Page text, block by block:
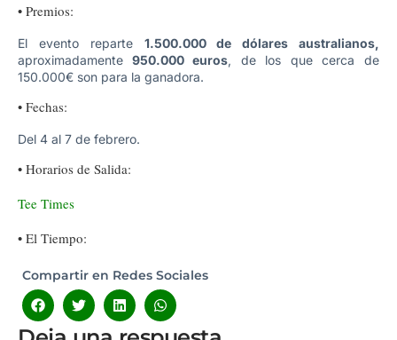
• Premios:
El evento reparte 1.500.000 de dólares australianos,
aproximadamente 950.000 euros, de los que cerca de
150.000€ son para la ganadora.
• Fechas:
Del 4 al 7 de febrero.
• Horarios de Salida:
Tee Times
• El Tiempo:
Compartir en Redes Sociales